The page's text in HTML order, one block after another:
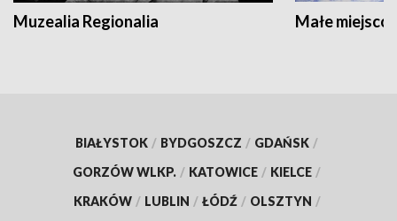
Muzealia Regionalia Małe
BIAŁYSTOK / BYDGOSZCZ / GDAŃSK /
GORZÓW WLKP. / KATOWICE / KIELCE /
KRAKÓW / LUBLIN / ŁÓDŹ / OLSZTYN /